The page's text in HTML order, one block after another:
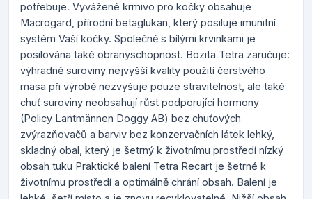
potřebuje. Vyvážené krmivo pro kočky obsahuje
Macrogard, přírodní betaglukan, který posiluje imunitní
systém Vaší kočky. Společně s bílými krvinkami je
posilována také obranyschopnost. Bozita Tetra zaručuje:
výhradně suroviny nejvyšší kvality použití čerstvého
masa při výrobě nezvyšuje pouze stravitelnost, ale také
chuť suroviny neobsahují růst podporující hormony
(Policy Lantmännen Doggy AB) bez chuťových
zvýrazňovačů a barviv bez konzervačních látek lehký,
skladný obal, který je šetrný k životnímu prostředí nízký
obsah tuku Praktické balení Tetra Recart je šetrné k
životnímu prostředí a optimálně chrání obsah. Balení je